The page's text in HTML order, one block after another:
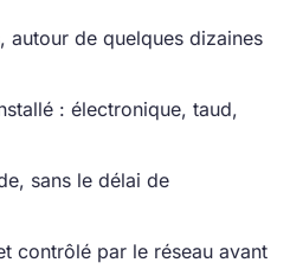
autour de quelques dizaines
: électronique, taud,
sans le délai de
contrôlé par le réseau avant